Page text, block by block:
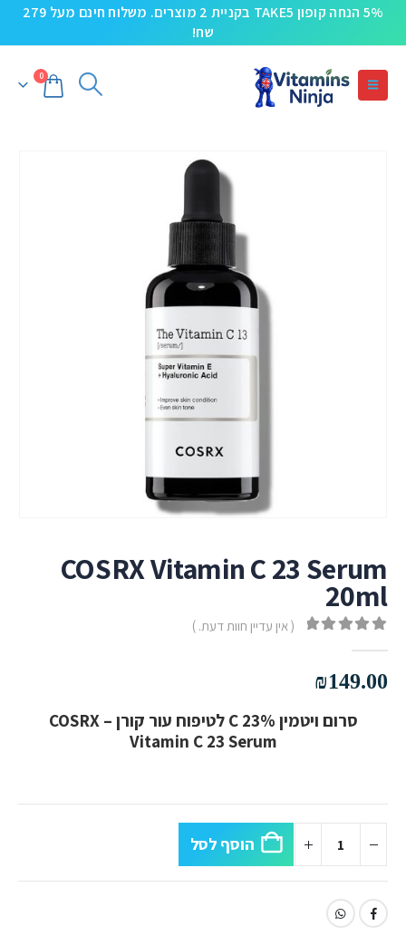
5% הנחה קופון TAKE5 בקניית 2 מוצרים. משלוח חינם מעל 279
שח!
0
COSRX Vitamin C 23 Serum
20ml
( אין עדיין חוות דעת. )
₪149.00
סרום ויטמין C 23% לטיפוח עור קורן – COSRX
Vitamin C 23 Serum
הוסף לסל